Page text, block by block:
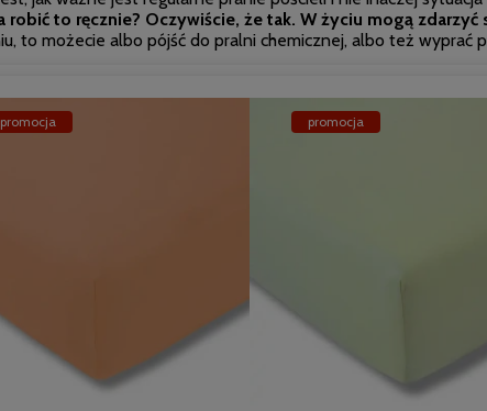
robić to ręcznie? Oczywiście, że tak. W życiu mogą zdarzyć
to możecie albo pójść do pralni chemicznej, albo też wyprać
promocja promocja